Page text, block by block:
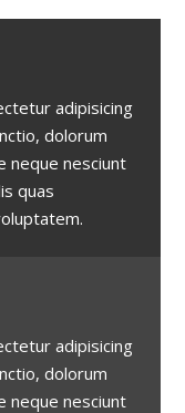
adipisicing
dolorum
neque nesciunt
quas
adipisicing
dolorum
neque nesciunt